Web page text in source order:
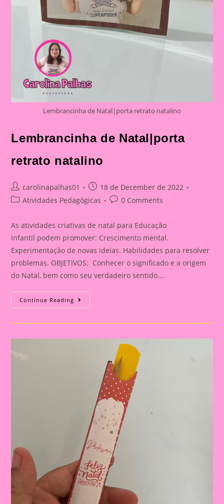
Lembrancinha de Natal|porta retrato natalino
Lembrancinha de Natal|porta
retrato natalino
Post
author:
carolinapalhas01
Post
published:
18 de December de 2022
PostAtividades Pedagógicas
Post0 Comments
As atividades criativas de natal para Educação
Infantil podem promover: Crescimento mental.
Experimentação de novas ideias. Habilidades para resolver
problemas. OBJETIVOS: Conhecer o significado e a origem
do Natal, bem como seu verdadeiro sentido.…
Continue Reading Lembrancinha
De
Retrato